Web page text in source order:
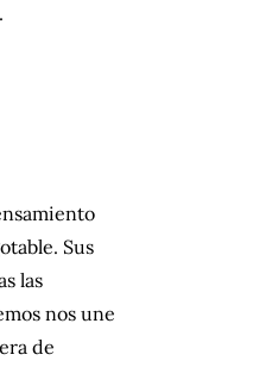
Sus
las
nos une
de